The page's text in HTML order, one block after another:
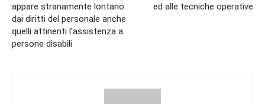
appare stranamente lontano
dai diritti del personale anche
quelli attinenti l’assistenza a
persone disabili
ed alle tecniche operative